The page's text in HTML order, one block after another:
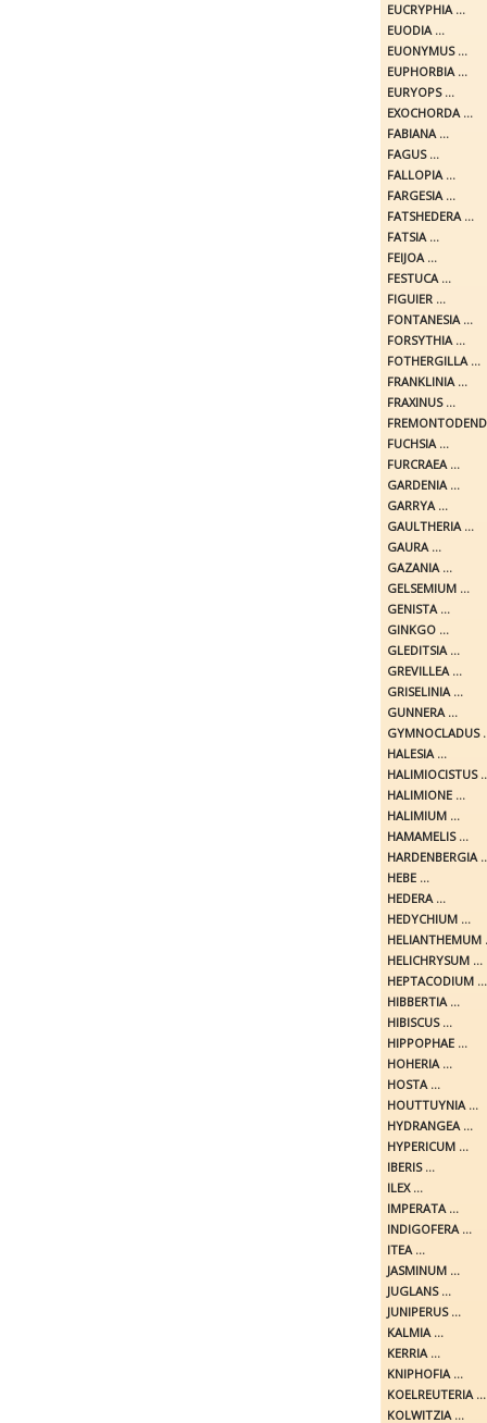
EUCRYPHIA ...
EUODIA ...
EUONYMUS ...
EUPHORBIA ...
EURYOPS ...
EXOCHORDA ...
FABIANA ...
FAGUS ...
FALLOPIA ...
FARGESIA ...
FATSHEDERA ...
FATSIA ...
FEIJOA ...
FESTUCA ...
FIGUIER ...
FONTANESIA ...
FORSYTHIA ...
FOTHERGILLA ...
FRANKLINIA ...
FRAXINUS ...
FUCHSIA ...
FURCRAEA ...
GARDENIA ...
GARRYA ...
GAULTHERIA ...
GAURA ...
GAZANIA ...
GELSEMIUM ...
GENISTA ...
GINKGO ...
GLEDITSIA ...
GREVILLEA ...
GRISELINIA ...
GUNNERA ...
GYMNOCLADUS
HALESIA ...
HALIMIOCISTUS
HALIMIONE ...
HALIMIUM ...
HAMAMELIS ...
HARDENBERGIA
HEBE ...
HEDERA ...
HEDYCHIUM ...
HELIANTHEMUM
HELICHRYSUM ...
HEPTACODIUM ...
HIBBERTIA ...
HIBISCUS ...
HIPPOPHAE ...
HOHERIA ...
HOSTA ...
HOUTTUYNIA ...
HYDRANGEA ...
HYPERICUM ...
IBERIS ...
ILEX ...
IMPERATA ...
INDIGOFERA ...
ITEA ...
JASMINUM ...
JUGLANS ...
JUNIPERUS ...
KALMIA ...
KERRIA ...
KNIPHOFIA ...
KOELREUTERIA ...
KOLWITZIA ...